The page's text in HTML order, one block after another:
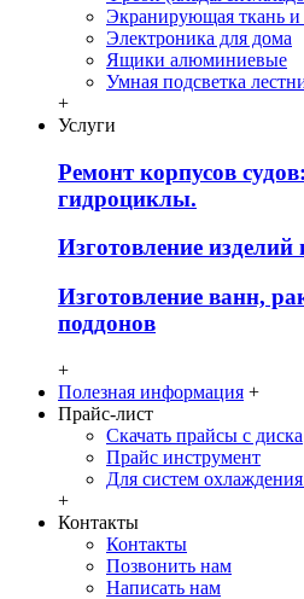
Экранирующая ткань
Электроника для дома
Ящики алюминиевые
Умная подсветка
+
Услуги
Ремонт корпусов
гидроциклы.
Изготовление изделий
Изготовление ванн,
поддонов
+
Полезная информация +
Прайс-лист
Скачать прайсы с диска
Прайс инструмент
Для систем
+
Контакты
Контакты
Позвонить нам
Написать нам